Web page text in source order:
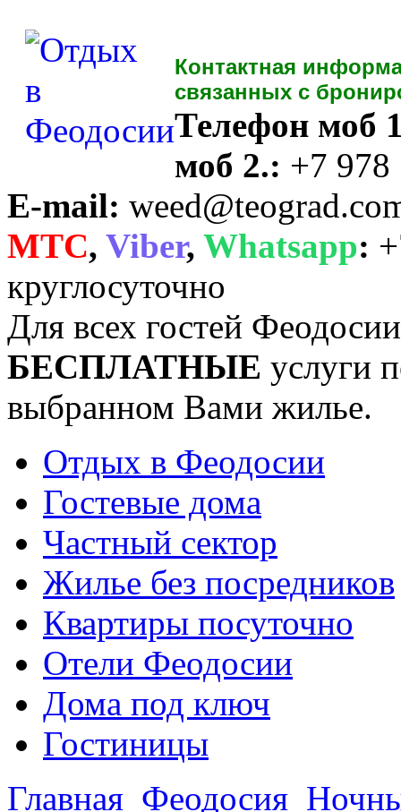
Контактная
связанных с
Телефон моб
моб 2.: +7 978
E-mail:
MTC, Viber, Whatsapp:
круглосуточно
Для всех гостей
БЕСПЛАТНЫЕ услуги
выбранном Вами жилье.
Отдых в Феодосии
Гостевые дома
Частный сектор
Жилье без посредников
Квартиры посуточно
Отели Феодосии
Дома под ключ
Гостиницы
Главная Феодосия